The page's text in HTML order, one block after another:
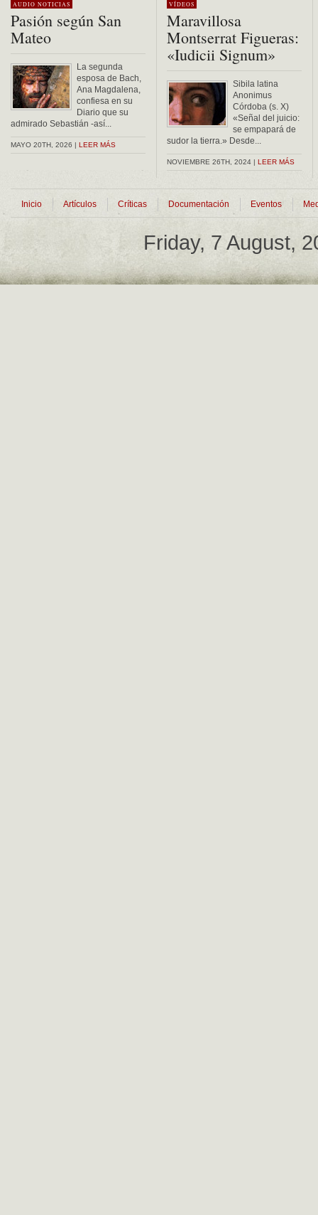
AUDIO NOTICIAS
Pasión según San
Mateo
La segunda
esposa de Bach,
Ana Magdalena,
confiesa en su
Diario que su
admirado Sebastián -así...
MAYO 20TH, 2026 | LEER MÁS
VÍDEOS
Maravillosa
Montserrat Figueras:
«Iudicii Signum»
Sibila latina
Anonimus
Córdoba (s. X)
«Señal del juicio:
se empapará de
sudor la tierra.» Desde...
NOVIEMBRE 26TH, 2024 | LEER MÁS
Inicio Artículos Críticas Documentación Eventos
Friday, 7 August,